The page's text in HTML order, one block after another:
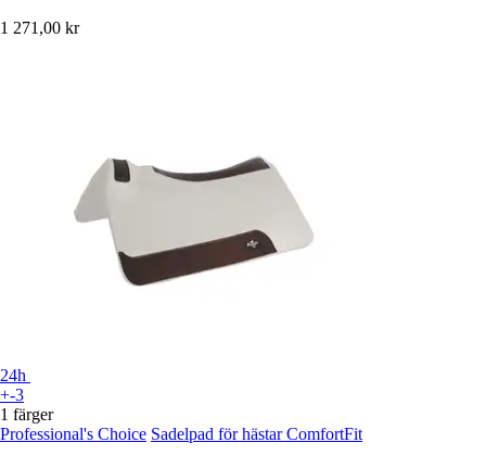
1 271,00 kr
24h
+-3
1 färger
Professional's Choice Sadelpad för hästar ComfortFit